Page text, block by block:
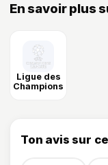
En savoir plus
Ligue des
Champions
Ton avis sur